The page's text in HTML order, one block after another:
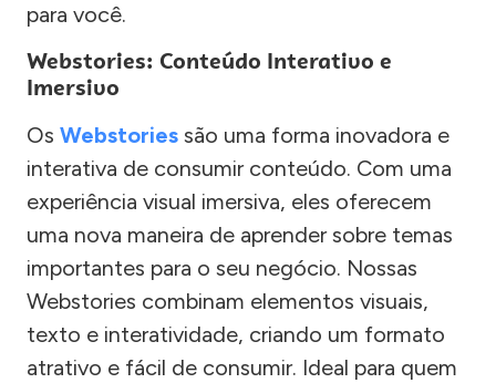
para você.
Webstories: Conteúdo Interativo e
Imersivo
Os Webstories são uma forma inovadora e
interativa de consumir conteúdo. Com uma
experiência visual imersiva, eles oferecem
uma nova maneira de aprender sobre temas
importantes para o seu negócio. Nossas
Webstories combinam elementos visuais,
texto e interatividade, criando um formato
atrativo e fácil de consumir. Ideal para quem